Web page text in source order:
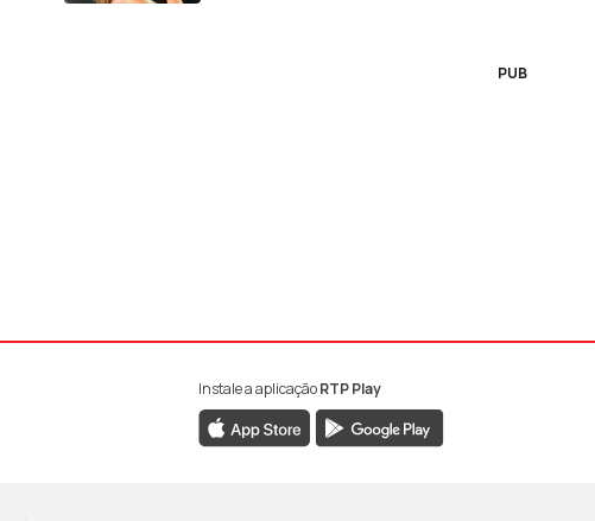
PUB
da RTP Antena 1
Instagram da RTP Antena 1
ao YouTube da RTP Antena 1
Instale a aplicaçãoRTP Play